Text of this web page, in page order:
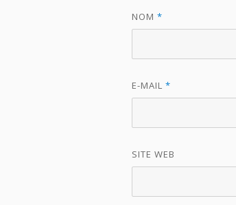
NOM *
E-MAIL *
SITE WEB